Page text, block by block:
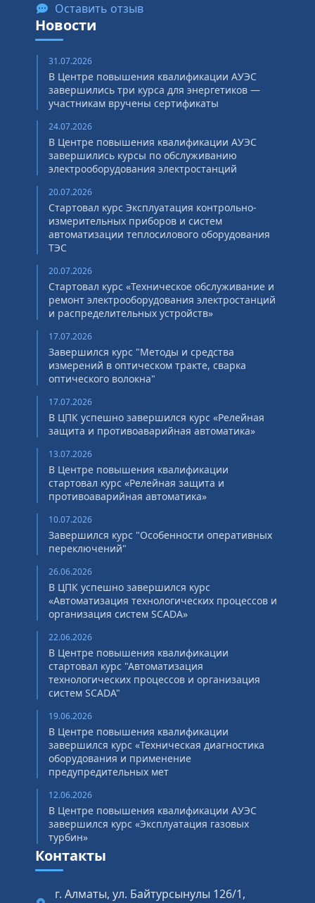
Оставить отзыв
Новости
31.07.2026
В Центре повышения квалификации АУЭС
завершились три курса для энергетиков —
участникам вручены сертификаты
24.07.2026
В Центре повышения квалификации АУЭС
завершились курсы по обслуживанию
электрооборудования электростанций
20.07.2026
Стартовал курс Эксплуатация контрольно-
измерительных приборов и систем
автоматизации теплосилового оборудования
ТЭС
20.07.2026
Стартовал курс «Техническое обслуживание и
ремонт электрооборудования электростанций
и распределительных устройств»
17.07.2026
Завершился курс "Методы и средства
измерений в оптическом тракте, сварка
оптического волокна"
17.07.2026
В ЦПК успешно завершился курс «Релейная
защита и противоаварийная автоматика»
13.07.2026
В Центре повышения квалификации
стартовал курс «Релейная защита и
противоаварийная автоматика»
10.07.2026
Завершился курс "Особенности оперативных
переключений"
26.06.2026
В ЦПК успешно завершился курс
«Автоматизация технологических процессов и
организация систем SCADA»
22.06.2026
В Центре повышения квалификации
стартовал курс "Автоматизация
технологических процессов и организация
систем SCADA"
19.06.2026
В Центре повышения квалификации
завершился курс «Техническая диагностика
оборудования и применение
предупредительных мет
12.06.2026
В Центре повышения квалификации АУЭС
завершился курс «Эксплуатация газовых
турбин»
Контакты
г. Алматы, ул. Байтурсынулы 126/1,